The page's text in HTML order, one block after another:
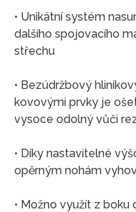
• Unikátní systém
dalšího spojovacího
střechu
• Bezúdržbový
kovovými prvky je
vysoce odolný vůči
• Díky nastavitelné
opěrným nohám
• Možno využít z